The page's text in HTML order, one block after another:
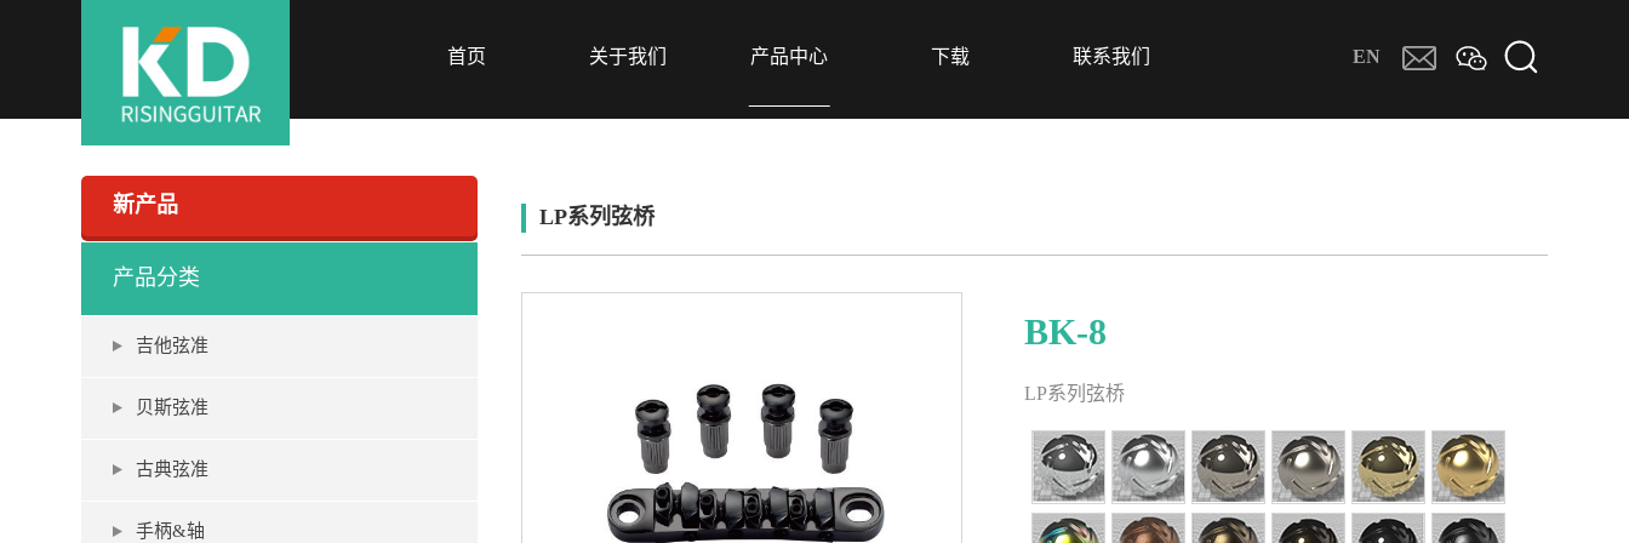
首页 关于我们 产品中心 下载 联系我们 EN
新产品
产品分类
吉他弦准
贝斯弦准
古典弦准
手柄&轴
LP系列弦桥
BK-8
LP系列弦桥